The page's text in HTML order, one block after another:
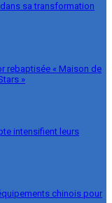
sa transformation
rebaptisée « Maison de
»
intensifient leurs
chinois pour